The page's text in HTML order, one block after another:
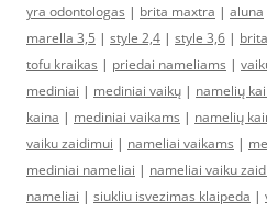
yra odontologas | brita maxtra | aluna
marella 3,5 | style 2,4 | style 3,6 |
tofu kraikas | priedai nameliams |
mediniai | mediniai vaikų | namelių
kaina | mediniai vaikams | namelių
vaiku zaidimui | nameliai vaikams |
mediniai nameliai | nameliai vaiku
nameliai | siukliu isvezimas klaipeda |